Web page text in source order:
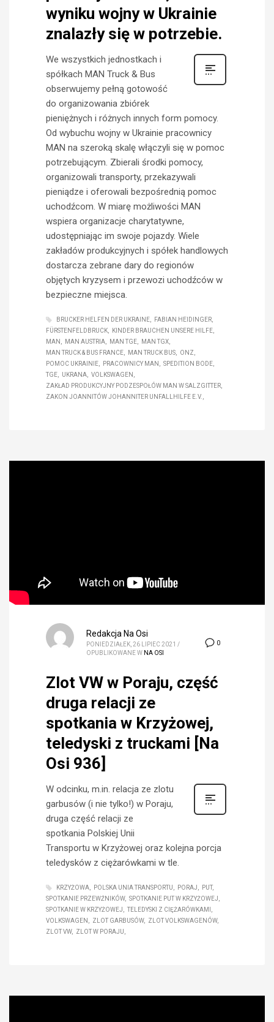
wyniku wojny w Ukrainie
znalazły się w potrzebie.
We wszystkich jednostkach i
spółkach MAN Truck & Bus
obserwujemy pełną gotowość
do organizowania zbiórek
pieniężnych i różnych innych form pomocy.
Od wybuchu wojny w Ukrainie pracownicy
MAN na szeroką skalę włączyli się w pomoc
potrzebującym. Zbierali środki pomocy,
organizowali transporty, przekazywali
pieniądze i oferowali bezpośrednią pomoc
uchodźcom. W miarę możliwości MAN
wspiera organizacje charytatywne,
udostępniając im swoje pojazdy. Wiele
zakładów produkcyjnych i spółek handlowych
dostarcza zebrane dary do regionów
objętych kryzysem i przewozi uchodźców w
bezpieczne miejsca.
BRUCKER HELFEN DER UKRAINE
FABIAN HEIDINGER
FÜRSTENFELDBRUCK
KINDER BRAUCHEN UNSERE HILFE
MAN
MAN AUSTRIA MAN TGE
MAN TGX
MAN TRUCK & BUS FRANCE
MAN TRUCK BUS
ONZ
POMOC UKRAINIE
PRACOWNICY MAN
SPEDITION BODE
TGE
UKRANA
VOLKSWAGEN
ZAKŁAD PRODUKCYJNY PODZESPOŁÓW MAN W SALZGITTER
ZAKON JOANNITÓW JOHANNITER UNFALLHILFE E.V.
0
Redakcja Na Osi
PONIEDZIAŁEK, 26 LIPIEC 2021 /
OPUBLIKOWANE W NA OSI
Zlot VW w Poraju, część
druga relacji ze
spotkania w Krzyżowej,
teledyski z truckami [Na
Osi 936]
W odcinku, m.in. relacja ze zlotu
garbusów (i nie tylko!) w Poraju,
druga część relacji ze
spotkania Polskiej Unii
Transportu w Krzyżowej oraz kolejna porcja
teledysków z ciężarówkami w tle.
KRZYŻOWA POLSKA UNIA TRANSPORTU PORAJ
PUT
SPOTKANIE PRZEWŹNIKÓW
SPOTKANIE PUT W KRZYŻOWEJ
SPOTKANIE W KRZYŻOWEJ
TELEDYSKI Z CIĘŻARÓWKAMI
VOLKSWAGEN
ZLOT GARBUSÓW
ZLOT VOLKSWAGENÓW
ZLOT VW
ZLOT W PORAJU